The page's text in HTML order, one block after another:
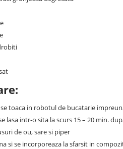
toaca in robotul de bucatarie
lasa intr-o sita la scurs 15 – 20 min.
de ou, sare si piper
si se incorporeaza la sfarsit in